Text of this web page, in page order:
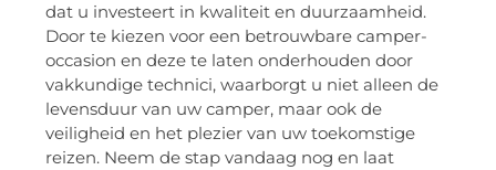
dat u investeert in kwaliteit en duurzaamheid.
Door te kiezen voor een betrouwbare camper-
occasion en deze te laten onderhouden door
vakkundige technici, waarborgt u niet alleen de
levensduur van uw camper, maar ook de
veiligheid en het plezier van uw toekomstige
reizen. Neem de stap vandaag nog en laat